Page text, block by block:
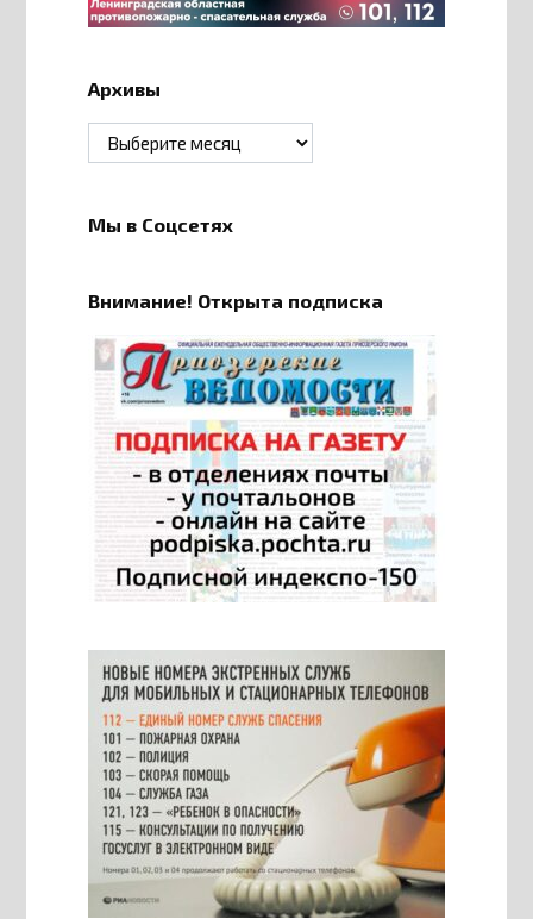
Архивы
Архивы
Мы в Соцсетях
Внимание! Открыта подписка